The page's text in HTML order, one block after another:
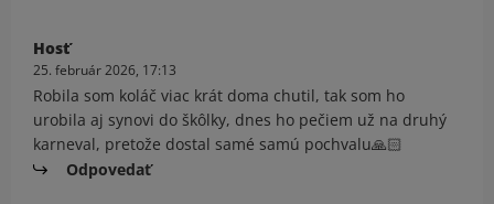
Hosť
25. február 2026, 17:13
Robila som koláč viac krát doma chutil, tak som ho
urobila aj synovi do škôlky, dnes ho pečiem už na druhý
karneval, pretože dostal samé samú pochvalu🙏🏻
Odpovedať